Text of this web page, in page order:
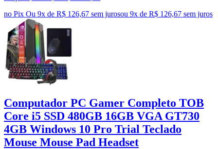
no Pix Ou 9x de R$ 126,67 sem jurosou 9x de R$ 126,67 sem juros
Computador PC Gamer Completo TOB
Core i5 SSD 480GB 16GB VGA GT730
4GB Windows 10 Pro Trial Teclado
Mouse Mouse Pad Headset